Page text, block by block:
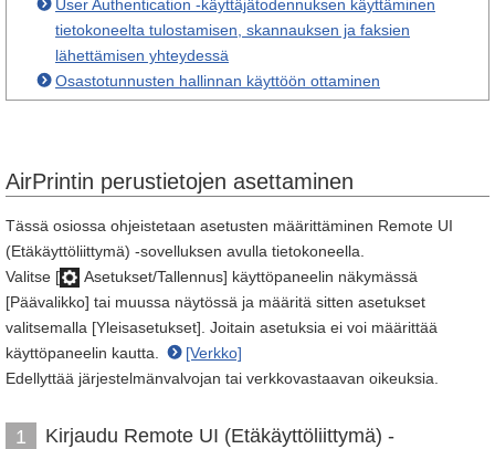
User Authentication -käyttäjätodennuksen käyttäminen
tietokoneelta tulostamisen, skannauksen ja faksien
lähettämisen yhteydessä
Osastotunnusten hallinnan käyttöön ottaminen
AirPrintin perustietojen asettaminen
Tässä osiossa ohjeistetaan asetusten määrittäminen Remote UI
(Etäkäyttöliittymä) -sovelluksen avulla tietokoneella.
Valitse [
Asetukset/Tallennus] käyttöpaneelin näkymässä
[Päävalikko] tai muussa näytössä ja määritä sitten asetukset
valitsemalla [Yleisasetukset]. Joitain asetuksia ei voi määrittää
käyttöpaneelin kautta.
[Verkko]
Edellyttää järjestelmänvalvojan tai verkkovastaavan oikeuksia.
1
Kirjaudu Remote UI (Etäkäyttöliittymä) -